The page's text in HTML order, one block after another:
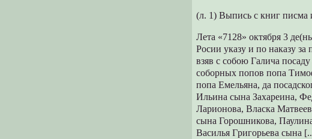
(л. 1) Выпись с книг
Лета «7128» октябpя 3
Росии указу и по наказу
взяв с собою Галича
собоpных попов попа
попа Емельяна, да
Ильина сына Захаpеина,
Лаpионова, Власка
сына Гоpошникова,
Василья Гpигоpьева сына